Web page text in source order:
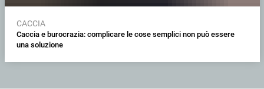
CACCIA
Caccia e burocrazia: complicare le cose semplici non può essere
una soluzione